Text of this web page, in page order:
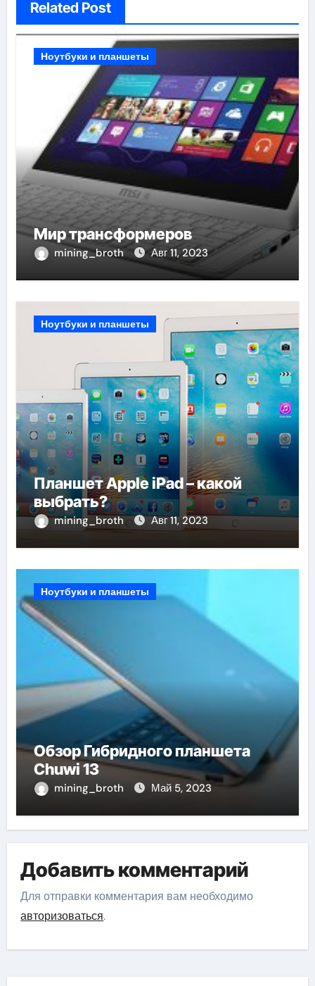
Related Post
Ноутбуки и планшеты
Мир трансформеров
mining_broth Авг 11, 2023
Ноутбуки и планшеты
Планшет Apple iPad – какой
выбрать?
mining_broth Авг 11, 2023
Ноутбуки и планшеты
Обзор Гибридного планшета
Chuwi 13
mining_broth Май 5, 2023
Добавить комментарий
Для отправки комментария вам необходимо
авторизоваться.